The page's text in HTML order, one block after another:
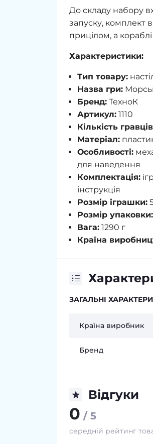
До складу набору
запуску, комплект
прицілом, а
Характеристики:
Тип товару:
Назва гри:
Бренд: ТехноК
Артикул: 1110
Кількість
Матеріал:
Особливості:
для наведення
Комплектація:
інструкція
Розмір іграшки:
Розмір упаковки:
Вага: 1290 г
Країна
ЗАГАЛЬНІ
Країна виробник
Бренд
Відгуки
0 / 5
середній рейтинг